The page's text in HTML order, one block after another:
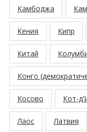
Камбоджа
Кения Кипр
Китай
Конго
Косово Кот-
Лаос Латвия